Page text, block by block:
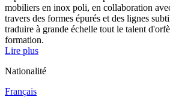
mobiliers en inox poli, en collaboration
travers des formes épurés et des lignes
traduire à grande échelle tout le talent
formation.
Lire plus
Nationalité
Français